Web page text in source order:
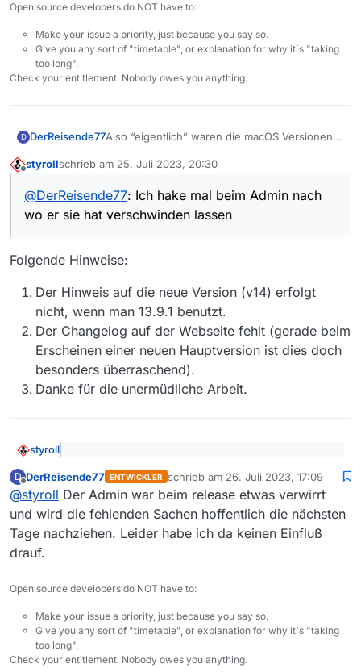
13.07.2022, 10:39 … darf ich noch auf eine Mac-
Version hoffen?
Tom
Open source developers do NOT have to:
Make your issue a priority, just because you say so.
Give you any sort of "timetable", or explanation for why it´s "taking
too long".
Check your entitlement. Nobody owes you anything.
D DerReisende77Also “eigentlich” waren die macOS Versionen
beim Admin nach wo er sie hat verschwinden
styrollschrieb am 25. Juli 2023, 20:30
zuletzt editiert von
@DerReisende77: Ich hake mal beim Admin nach
wo er sie hat verschwinden lassen
Folgende Hinweise:
Der Hinweis auf die neue Version (v14) erfolgt
nicht, wenn man 13.9.1 benutzt.
Der Changelog auf der Webseite fehlt (gerade beim
Erscheinen einer neuen Hauptversion ist dies doch
besonders überraschend).
Danke für die unermüdliche Arbeit.
styroll
wo er sie hat verschwinden lassen
Folgende Hinweise:
Der Hinweis auf die neue Version (v14) erfolgt
nicht, wenn man 13.9.1 benutzt.
doch besonders überraschend).
Danke für die unermüdliche Arbeit.
D
Offline
DerReisende77 ENTWICKLER schrieb am 26. Juli 2023, 17:09
zuletzt editiert von
@styroll Der Admin war beim release etwas verwirrt
und wird die fehlenden Sachen hoffentlich die nächsten
Tage nachziehen. Leider habe ich da keinen Einfluß
drauf.
Open source developers do NOT have to:
Make your issue a priority, just because you say so.
Give you any sort of "timetable", or explanation for why it´s "taking
too long".
Check your entitlement. Nobody owes you anything.